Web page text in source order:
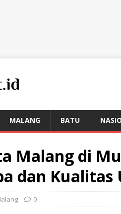
MALANG BATU
Malang di
dan Kualitas
0